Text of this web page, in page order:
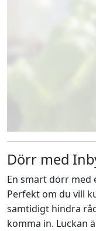
Dörr med
En smart dörr med
Perfekt om du vill
samtidigt hindra
komma in. Luckan